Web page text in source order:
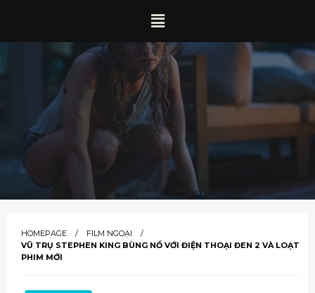
HOMEPAGE
FILM NGOẠI
VŨ TRỤ STEPHEN KING BÙNG NỔ VỚI ĐIỆN THOẠI ĐEN 2 VÀ LOẠT
PHIM MỚI